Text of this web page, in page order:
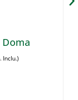
Doma
Inclu.)